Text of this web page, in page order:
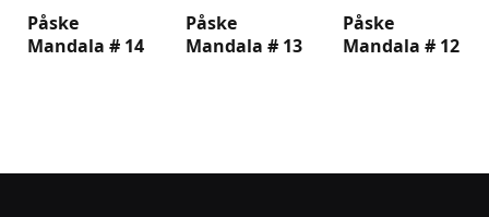
Påske
Mandala # 14
Påske
Mandala # 13
Påske
Mandala # 12